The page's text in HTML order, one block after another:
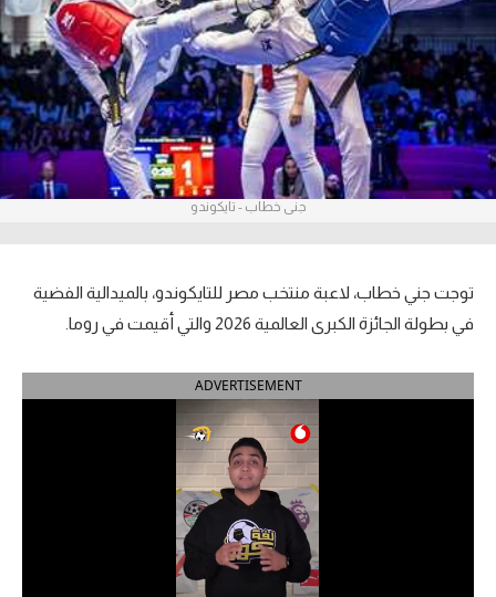
آراء حرة
ركن الألعاب
بطولات
أمريكا 2026
الدوري الإنجليزي الممتاز
الدوري الإسباني
الدوري السعودي للمحترفين
جنى خطاب - تايكوندو
توجت جني خطاب، لاعبة منتخب مصر للتايكوندو، بالميدالية الفضية
في بطولة الجائزة الكبرى العالمية 2026 والتي أقيمت في روما.
ADVERTISEMENT